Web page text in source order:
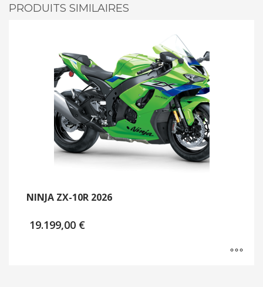
PRODUITS SIMILAIRES
NINJA ZX-10R 2026
19.199,00 €